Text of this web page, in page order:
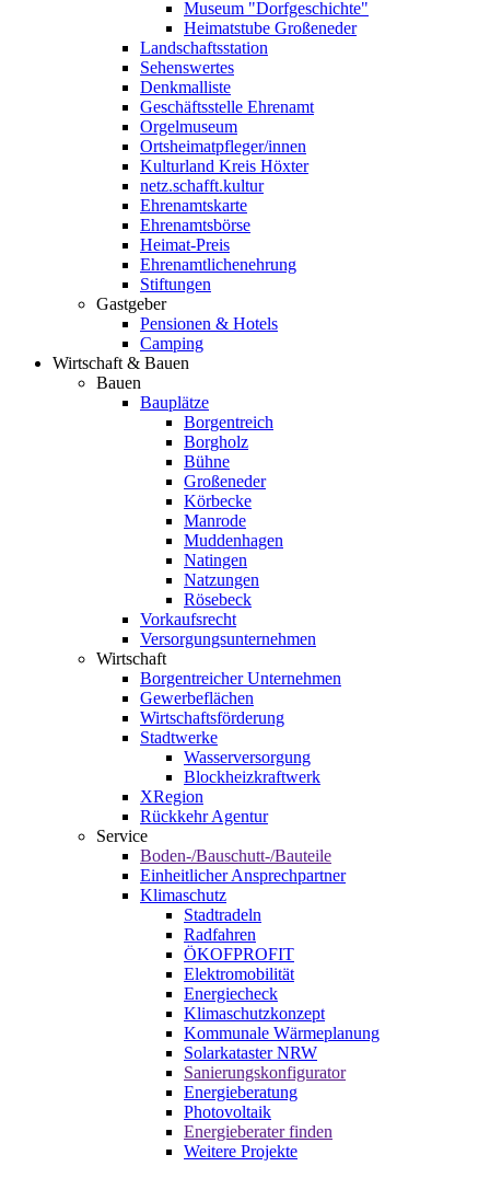
Museum "Dorfgeschichte"
Heimatstube Großeneder
Landschaftsstation
Sehenswertes
Denkmalliste
Geschäftsstelle Ehrenamt
Orgelmuseum
Ortsheimatpfleger/innen
Kulturland Kreis Höxter
netz.schafft.kultur
Ehrenamtskarte
Ehrenamtsbörse
Heimat-Preis
Ehrenamtlichenehrung
Stiftungen
Gastgeber
Pensionen & Hotels
Camping
Wirtschaft & Bauen
Bauen
Bauplätze
Borgentreich
Borgholz
Bühne
Großeneder
Körbecke
Manrode
Muddenhagen
Natingen
Natzungen
Rösebeck
Vorkaufsrecht
Versorgungsunternehmen
Wirtschaft
Borgentreicher Unternehmen
Gewerbeflächen
Wirtschaftsförderung
Stadtwerke
Wasserversorgung
Blockheizkraftwerk
XRegion
Rückkehr Agentur
Service
Boden-/Bauschutt-/Bauteile
Einheitlicher Ansprechpartner
Klimaschutz
Stadtradeln
Radfahren
ÖKOFPROFIT
Elektromobilität
Energiecheck
Klimaschutzkonzept
Kommunale Wärmeplanung
Solarkataster NRW
Sanierungskonfigurator
Energieberatung
Photovoltaik
Energieberater finden
Weitere Projekte